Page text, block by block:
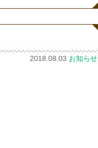
2018.08.03 お知らせ